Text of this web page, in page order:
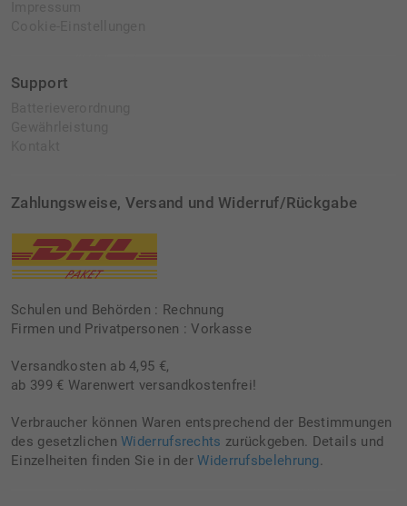
Support
Zahlungsweise, Versand und Widerruf/Rückgabe
Schulen und Behörden : Rechnung
Firmen und Privatpersonen : Vorkasse
Versandkosten ab 4,95 €,
ab 399 € Warenwert versandkostenfrei!
Verbraucher können Waren entsprechend der Bestimmungen
des gesetzlichenWiderrufsrechts zurückgeben. Details und
Einzelheiten finden Sie in derWiderrufsbelehrung.